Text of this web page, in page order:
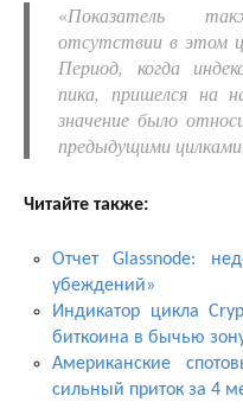
«Показатель
отсутствии в этом
Период, когда
пика, пришелся на
значение было
предыдущими цилками
Читайте также:
Отчет Glassnode:
убеждений»
Индикатор цикла
биткоина в бычью
Американские
сильный приток за 4